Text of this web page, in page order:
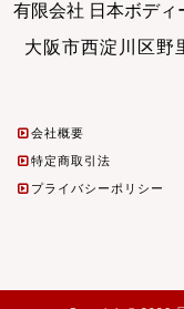
有限会社 日本ボディ
大阪市西淀川区野
会社概要
特定商取引法
プライバシーポリシー